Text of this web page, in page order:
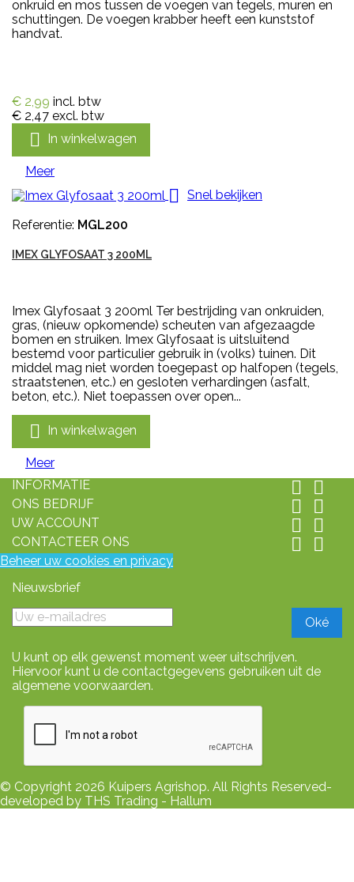
onkruid en mos tussen de voegen van tegels, muren en
schuttingen. De voegen krabber heeft een kunststof
handvat.
€ 2,99 incl. btw
€ 2,47 excl. btw
 In winkelwagen
Meer
 Snel bekijken
Referentie: MGL200
IMEX GLYFOSAAT 3 200ML
Imex Glyfosaat 3 200ml Ter bestrijding van onkruiden,
gras, (nieuw opkomende) scheuten van afgezaagde
bomen en struiken. Imex Glyfosaat is uitsluitend
bestemd voor particulier gebruik in (volks) tuinen. Dit
middel mag niet worden toegepast op halfopen (tegels,
straatstenen, etc.) en gesloten verhardingen (asfalt,
beton, etc.). Niet toepassen over open...
 In winkelwagen
Meer
INFORMATIE
 
ONS BEDRIJF  
UW ACCOUNT  
CONTACTEER ONS  
Beheer uw cookies en privacy
Nieuwsbrief
U kunt op elk gewenst moment weer uitschrijven.
Hiervoor kunt u de contactgegevens gebruiken uit de
algemene voorwaarden.
© Copyright 2026 Kuipers Agrishop. All Rights Reserved-
developed by THS Trading - Hallum